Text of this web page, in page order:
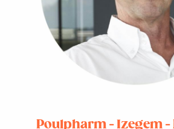
Poulpharm - Izegem -